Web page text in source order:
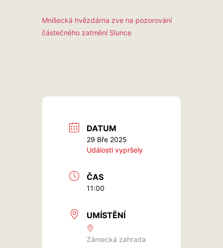
Mníšecká hvězdárna zve na pozorování
částečného zatmění Slunce
DATUM
29 Bře 2025
Události vypršely
ČAS
11:00
UMÍSTĚNÍ
Zámecká zahrada